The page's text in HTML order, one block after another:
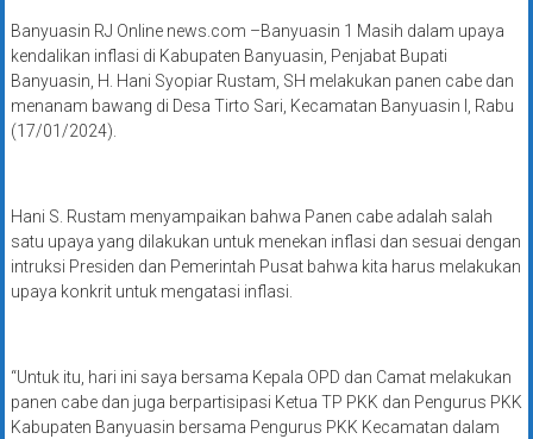
Banyuasin RJ Online news.com –Banyuasin 1 Masih dalam upaya
kendalikan inflasi di Kabupaten Banyuasin, Penjabat Bupati
Banyuasin, H. Hani Syopiar Rustam, SH melakukan panen cabe dan
menanam bawang di Desa Tirto Sari, Kecamatan Banyuasin I, Rabu
(17/01/2024).
Hani S. Rustam menyampaikan bahwa Panen cabe adalah salah
satu upaya yang dilakukan untuk menekan inflasi dan sesuai dengan
intruksi Presiden dan Pemerintah Pusat bahwa kita harus melakukan
upaya konkrit untuk mengatasi inflasi.
“Untuk itu, hari ini saya bersama Kepala OPD dan Camat melakukan
panen cabe dan juga berpartisipasi Ketua TP PKK dan Pengurus PKK
Kabupaten Banyuasin bersama Pengurus PKK Kecamatan dalam